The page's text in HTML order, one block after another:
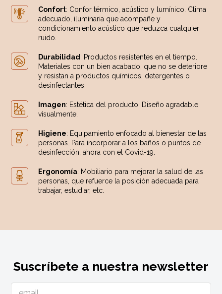
Confort: Confor térmico, acústico y lumínico. Clima
adecuado, iluminaria que acompañe y
condicionamiento acústico que reduzca cualquier
ruido.
Durabilidad : Productos resistentes en el tiempo.
Materiales con un bien acabado, que no se deteriore
y resistan a productos químicos, detergentes o
desinfectantes.
Imagen: Estética del producto. Diseño agradable
visualmente.
Higiene: Equipamiento enfocado al bienestar de las
personas. Para incorporar a los baños o puntos de
desinfección, ahora con el Covid-19.
Ergonomía: Mobiliario para mejorar la salud de las
personas, que refuerce la posición adecuada para
trabajar, estudiar, etc.
Suscríbete a nuestra newsletter